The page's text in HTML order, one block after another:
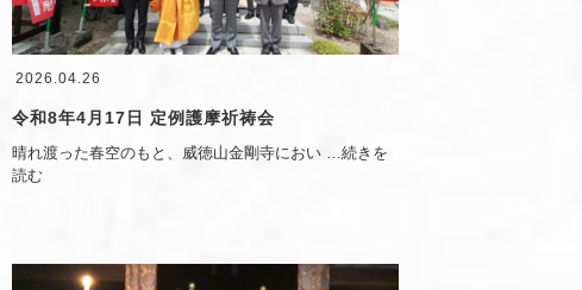
2026.04.26
令和8年4月17日 定例護摩祈祷会
晴れ渡った春空のもと、威徳山金剛寺におい
…続きを
読む